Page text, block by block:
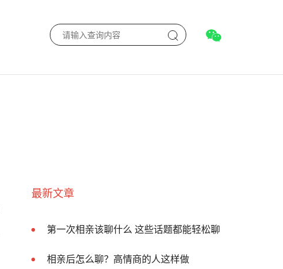
最新文章
第一次相亲该聊什么 这些话题都能轻松聊
相亲后怎么聊？高情商的人这样做